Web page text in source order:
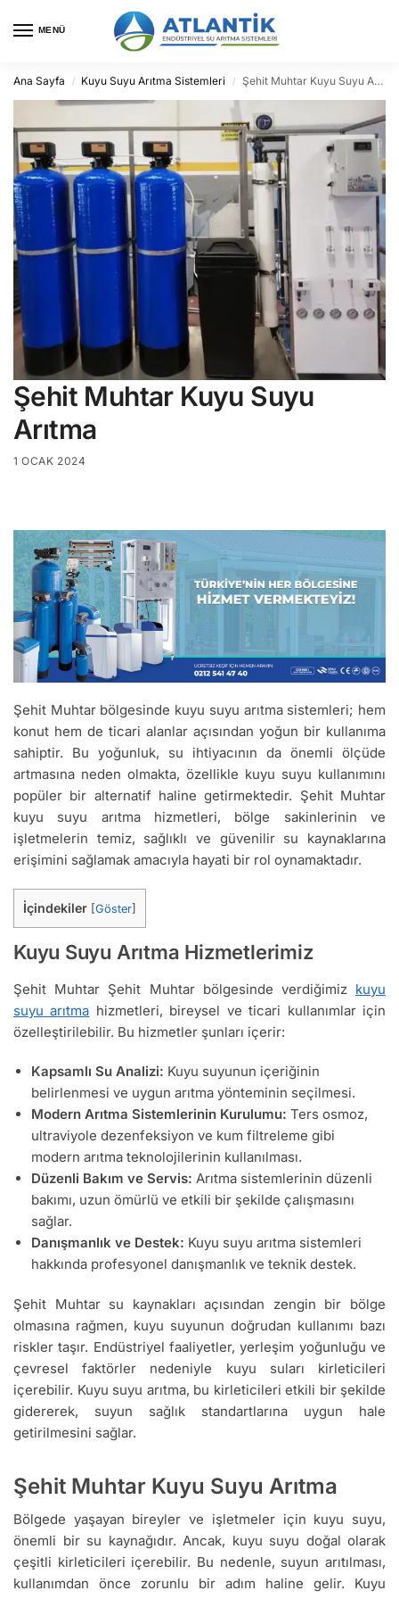
MENÜ
Ana Sayfa / Kuyu Suyu Arıtma Sistemleri / Şehit Muhtar Kuyu Suyu Arıtma
Şehit Muhtar Kuyu Suyu
Arıtma
1 OCAK 2024
Şehit Muhtar bölgesinde kuyu suyu arıtma sistemleri; hem
konut hem de ticari alanlar açısından yoğun bir kullanıma
sahiptir. Bu yoğunluk, su ihtiyacının da önemli ölçüde
artmasına neden olmakta, özellikle kuyu suyu kullanımını
popüler bir alternatif haline getirmektedir. Şehit Muhtar
kuyu suyu arıtma hizmetleri, bölge sakinlerinin ve
işletmelerin temiz, sağlıklı ve güvenilir su kaynaklarına
erişimini sağlamak amacıyla hayati bir rol oynamaktadır.
İçindekiler Göster
Kuyu Suyu Arıtma Hizmetlerimiz
Şehit Muhtar Şehit Muhtar bölgesinde verdiğimiz kuyu
suyu arıtma hizmetleri, bireysel ve ticari kullanımlar için
özelleştirilebilir. Bu hizmetler şunları içerir:
Kapsamlı Su Analizi: Kuyu suyunun içeriğinin
belirlenmesi ve uygun arıtma yönteminin seçilmesi.
Modern Arıtma Sistemlerinin Kurulumu: Ters osmoz,
ultraviyole dezenfeksiyon ve kum filtreleme gibi
modern arıtma teknolojilerinin kullanılması.
Düzenli Bakım ve Servis: Arıtma sistemlerinin düzenli
bakımı, uzun ömürlü ve etkili bir şekilde çalışmasını
sağlar.
Danışmanlık ve Destek: Kuyu suyu arıtma sistemleri
hakkında profesyonel danışmanlık ve teknik destek.
Şehit Muhtar su kaynakları açısından zengin bir bölge
olmasına rağmen, kuyu suyunun doğrudan kullanımı bazı
riskler taşır. Endüstriyel faaliyetler, yerleşim yoğunluğu ve
çevresel faktörler nedeniyle kuyu suları kirleticileri
içerebilir. Kuyu suyu arıtma, bu kirleticileri etkili bir şekilde
gidererek, suyun sağlık standartlarına uygun hale
getirilmesini sağlar.
Şehit Muhtar Kuyu Suyu Arıtma
Bölgede yaşayan bireyler ve işletmeler için kuyu suyu,
önemli bir su kaynağıdır. Ancak, kuyu suyu doğal olarak
çeşitli kirleticileri içerebilir. Bu nedenle, suyun arıtılması,
kullanımdan önce zorunlu bir adım haline gelir. Kuyu